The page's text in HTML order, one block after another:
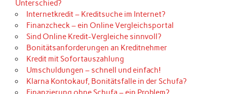
Unterschied?
Internetkredit – Kreditsuche im Internet?
Finanzcheck – ein Online Vergleichsportal
Sind Online Kredit-Vergleiche sinnvoll?
Bonitätsanforderungen an Kreditnehmer
Kredit mit Sofortauszahlung
Umschuldungen – schnell und einfach!
Klarna Kontokauf, Bonitätsfalle in der Schufa?